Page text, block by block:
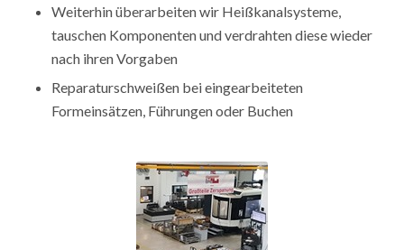
Weiterhin überarbeiten wir Heißkanalsysteme,
tauschen Komponenten und verdrahten diese wieder
nach ihren Vorgaben
Reparaturschweißen bei eingearbeiteten
Formeinsätzen, Führungen oder Buchen